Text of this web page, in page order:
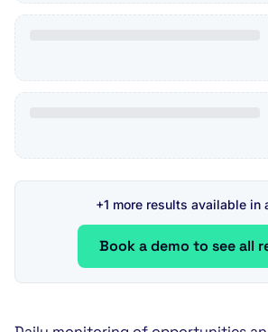
+1 more results available in
Book a demo to see all